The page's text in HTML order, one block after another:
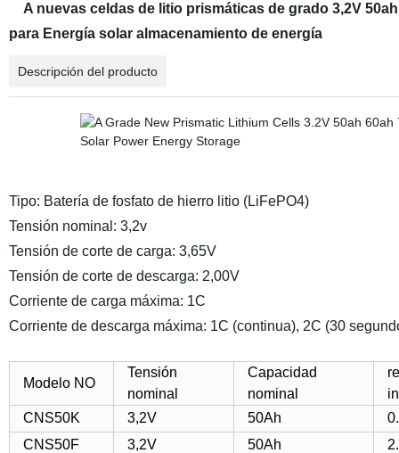
A nuevas celdas de litio prismáticas de grado 3,2V
para Energía solar almacenamiento de energía
Descripción del producto
Tipo: Batería de fosfato de hierro litio (LiFePO4)
Tensión nominal: 3,2v
Tensión de corte de carga: 3,65V
Tensión de corte de descarga: 2,00V
Corriente de carga máxima: 1C
Corriente de descarga máxima: 1C (continua), 2C (30
Modelo NO
Tensión
nominal
Capacidad
nominal
CNS50K
3,2V 50Ah
CNS50F
3,2V 50Ah